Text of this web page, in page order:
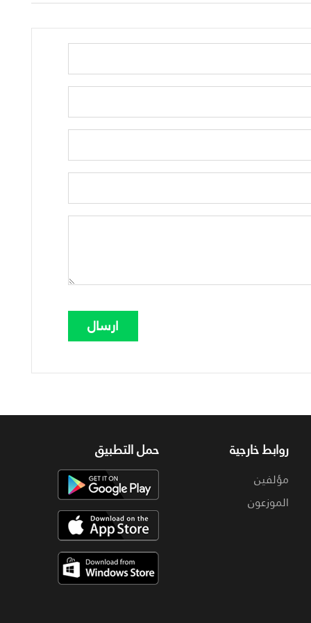
روابط خارجية
مؤلفين
الموزعون
حمل التطبيق